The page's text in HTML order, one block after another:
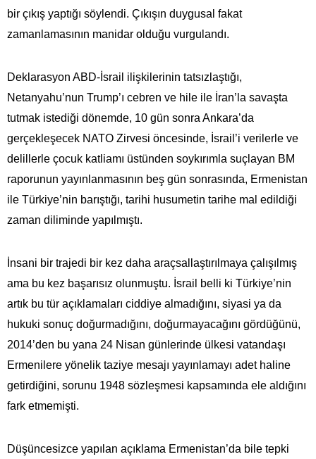
bir çıkış yaptığı söylendi. Çıkışın duygusal fakat
zamanlamasının manidar olduğu vurgulandı.
Deklarasyon ABD-İsrail ilişkilerinin tatsızlaştığı,
Netanyahu’nun Trump’ı cebren ve hile ile İran’la savaşta
tutmak istediği dönemde, 10 gün sonra Ankara’da
gerçekleşecek NATO Zirvesi öncesinde, İsrail’i verilerle ve
delillerle çocuk katliamı üstünden soykırımla suçlayan BM
raporunun yayınlanmasının beş gün sonrasında, Ermenistan
ile Türkiye’nin barıştığı, tarihi husumetin tarihe mal edildiği
zaman diliminde yapılmıştı.
İnsani bir trajedi bir kez daha araçsallaştırılmaya çalışılmış
ama bu kez başarısız olunmuştu. İsrail belli ki Türkiye’nin
artık bu tür açıklamaları ciddiye almadığını, siyasi ya da
hukuki sonuç doğurmadığını, doğurmayacağını gördüğünü,
2014’den bu yana 24 Nisan günlerinde ülkesi vatandaşı
Ermenilere yönelik taziye mesajı yayınlamayı adet haline
getirdiğini, sorunu 1948 sözleşmesi kapsamında ele aldığını
fark etmemişti.
Düşüncesizce yapılan açıklama Ermenistan’da bile tepki